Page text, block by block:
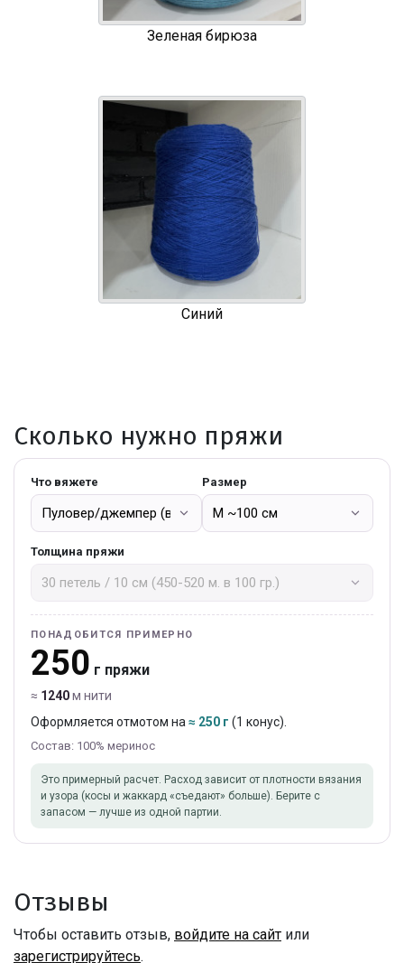
Зеленая бирюза
Синий
Сколько нужно пряжи
Что вяжете Размер
Толщина пряжи
ПОНАДОБИТСЯ ПРИМЕРНО
250 г пряжи
≈ 1240м нити
Оформляется отмотом на≈ 250 г (1 конус).
Состав: 100% меринос
Это примерный расчет. Расход зависит от плотности вязания
и узора (косы и жаккард «съедают» больше). Берите с
запасом — лучше из одной партии.
Отзывы
Чтобы оставить отзыв, войдите на сайт или
зарегистрируйтесь.